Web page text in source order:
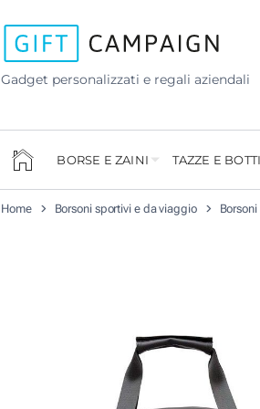
Gadget personalizzati e regali aziendali
BORSE E ZAINI TAZZE E
Home Borsoni sportivi e da viaggio